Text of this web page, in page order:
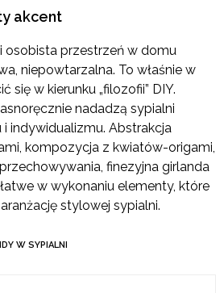
akcent
osobista przestrzeń w domu
niepowtarzalna. To właśnie w
w kierunku „filozofii” DIY.
nadadzą sypialni
indywidualizmu. Abstrakcja
kompozycja z kwiatów-origami,
finezyjna girlanda
w wykonaniu elementy, które
stylowej sypialni.
W SYPIALNI